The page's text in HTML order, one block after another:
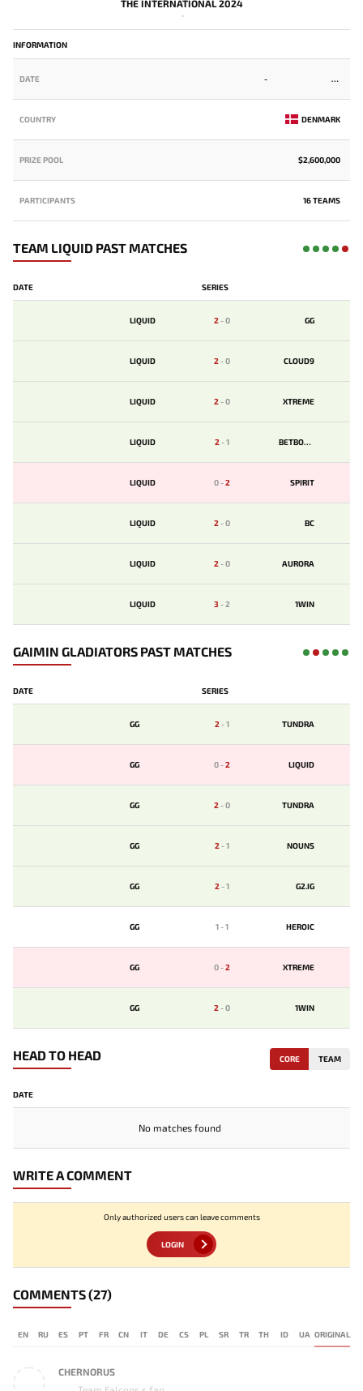
THE INTERNATIONAL 2024
-
INFORMATION
DATE -
COUNTRY DENMARK
PRIZE POOL $2,600,000
PARTICIPANTS 16 TEAMS
TEAM LIQUID PAST MATCHES
DATE SERIES
LIQUID 2-0 GG
LIQUID 2-0 CLOUD9
LIQUID 2-0 XTREME
LIQUID 2-1 BETBOOM
LIQUID 0-2 SPIRIT
LIQUID 2-0 BС
LIQUID 2-0 AURORA
LIQUID 3-2 1WIN
GAIMIN GLADIATORS PAST MATCHES
DATE SERIES
GG 2-1 TUNDRA
GG 0-2 LIQUID
GG 2-0 TUNDRA
GG 2-1 NOUNS
GG 2-1 G2.IG
GG 1-1 HEROIC
GG 0-2 XTREME
GG 2-0 1WIN
HEAD TO HEAD CORE TEAM
DATE
No matches found
WRITE A COMMENT
Only authorized users can leave comments
LOGIN
COMMENTS(27)
EN RU ES PT FR CN IT DE CS PL SR TR TH ID UA ORIGINAL
CHERNORUS